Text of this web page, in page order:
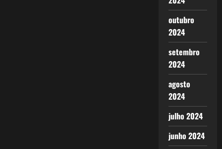
outubro
2024
setembro
2024
agosto
2024
julho 2024
junho 2024